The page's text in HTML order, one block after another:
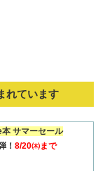
れています
サマーセール
！ 8/20㈭まで